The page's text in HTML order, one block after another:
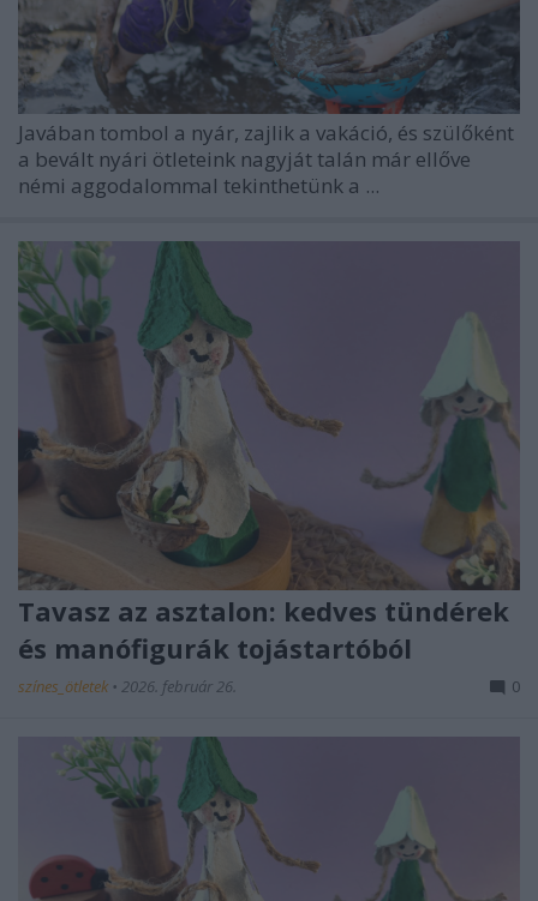
Javában tombol a nyár, zajlik a vakáció, és szülőként
a bevált nyári ötleteink nagyját talán már ellőve
némi aggodalommal tekinthetünk a ...
Tavasz az asztalon: kedves tündérek
és manófigurák tojástartóból
színes_ötletek • 2026. február 26. 0